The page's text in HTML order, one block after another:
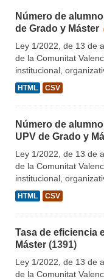
Número de
de Grado y Máster
Ley 1/2022, de 13 de
de la Comunitat
institucional,
HTML CSV
Número de
UPV de Grado y
Ley 1/2022, de 13 de
de la Comunitat
institucional,
HTML CSV
Tasa de eficiencia
Máster (1391)
Ley 1/2022, de 13 de
de la Comunitat